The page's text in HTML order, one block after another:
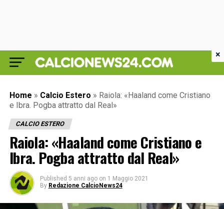
Home » Calcio Estero » Raiola: «Haaland come Cristiano
e Ibra. Pogba attratto dal Real»
CALCIO ESTERO
Raiola: «Haaland come Cristiano e
Ibra. Pogba attratto dal Real»
Published 5 anni ago on 1 Maggio 2021
By Redazione CalcioNews24
×